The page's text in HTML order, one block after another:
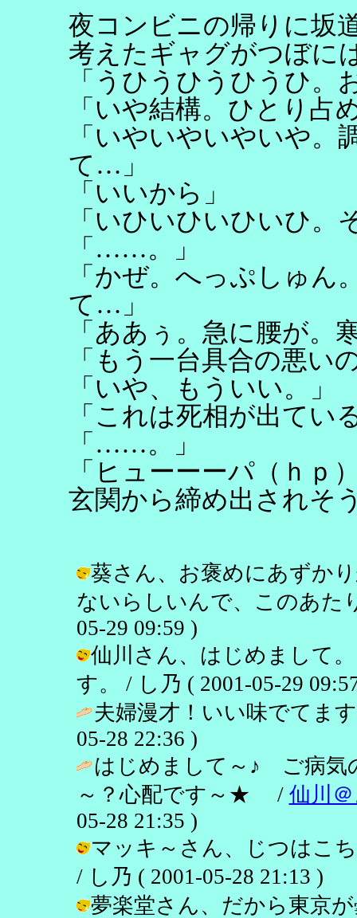
夜コンビニの帰りに坂
考えたギャグがつぼに
「うひうひうひうひ。
「いや結構。ひとり占
「いやいやいやいや。
て…」
「いいから」
「いひいひいひいひ。
「……。」
「かぜ。へっぷしゅ
て…」
「ああぅ。急に腰が。
「もう一台具合の悪
「いや、もういい。」
「これは死相が出てい
「……。」
「ヒューーーパ（ｈｐ
玄関から締め出されそ
葵さん、お褒めにあずか
ないらしいんで、このあた
05-29 09:59 )
仙川さん、はじめまして
す。 / し乃 ( 2001-05-29
夫婦漫才！いい味でてま
05-28 22:36 )
はじめまして～♪ ご病気
～？心配です～★ / 仙川
05-28 21:35 )
マッキ～さん、じつはこ
/ し乃 ( 2001-05-28 21:13 )
夢楽堂さん、だから東京